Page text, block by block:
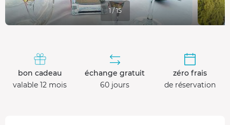
1 / 15
bon cadeau
valable 12 mois
échange gratuit
60 jours
zéro frais
de réservation